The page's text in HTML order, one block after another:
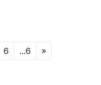
6 ...6 »